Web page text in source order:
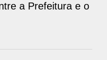
a Prefeitura e o